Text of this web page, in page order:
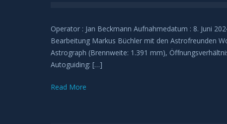
Operator : Jan Beckmann Aufnahmedatum : 8. Juni
Bearbeitung Markus Büchler mit den Astrofreunden
Astrograph (Brennweite: 1.391 mm),
Autoguiding: […]
Read More